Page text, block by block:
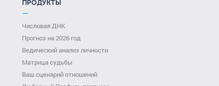
ПРОДУКТЫ
—
Числовая ДНК
Прогноз на 2026 год
Ведический анализ личности
Матрица судьбы
Ваш сценарий отношений